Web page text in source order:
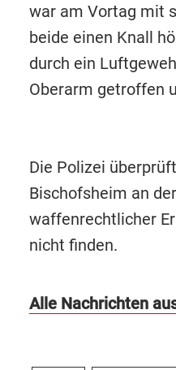
war am Vortag mit
beide einen Knall
durch ein
Oberarm getroffen
Die Polizei
Bischofsheim an
waffenrechtlicher
nicht finden.
Alle Nachrichten